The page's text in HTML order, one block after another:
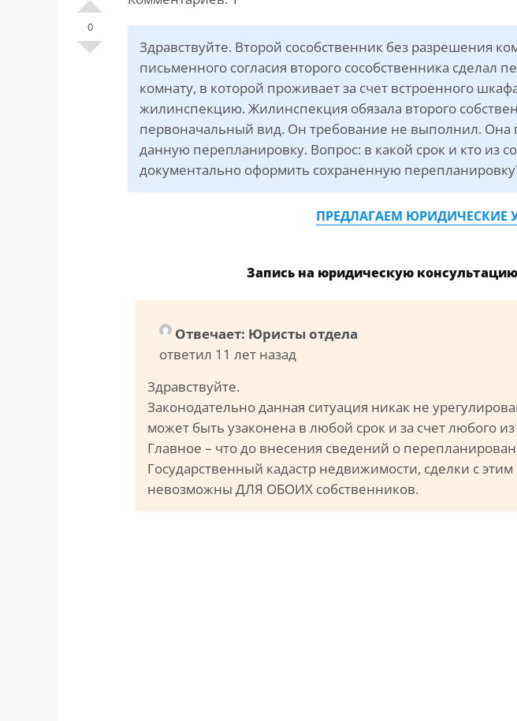
Контакты
г. Москва, ст. м. «Марксистская», ул.
Марксистская, д. 3, стр. 1
kmsud@yandex.ru
+7 (495) 642-27-02
+7 (936) 281-45-11
+7 (901) 511-80-52
0
Здравствуйте. Второй сособственник без разрешения
письменного согласия второго сособственника сделал
комнату, в которой проживает за счет встроенного
жилинспекцию. Жилинспекция обязала второго
первоначальный вид. Он требование не выполнил. Она
данную перепланировку. Вопрос: в какой срок и кто из
документально оформить сохраненную
ПРЕДЛАГАЕМ ЮРИДИЧЕСКИЕ
Запись на юридическую
Отвечает: Юристы отдела
ответил 11 лет назад
Здравствуйте.
Законодательно данная ситуация никак не
может быть узаконена в любой срок и за счет любого
Главное – что до внесения сведений о
Государственный кадастр недвижимости, сделки с
невозможны ДЛЯ ОБОИХ собственников.